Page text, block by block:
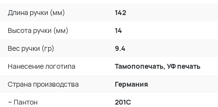
Длина ручки (мм)
142
Высота ручки (мм)
14
Вес ручки (гр)
9.4
Нанесение логотипа
Тамопопечать, УФ печать
Страна производства
Германия
~ Пантон
201C